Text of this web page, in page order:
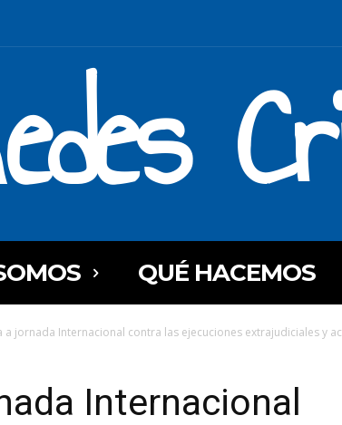
QUÉ HACEMOS
a jornada Internacional contra las ejecuciones extrajudiciales y
Internacional